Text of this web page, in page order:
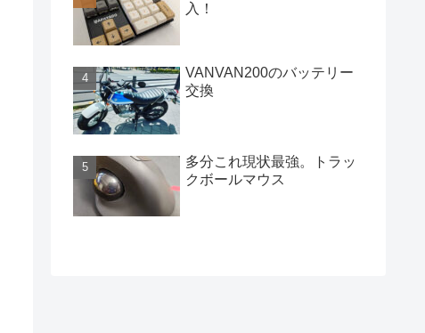
入！
VANVAN200のバッテリー
交換
多分これ現状最強。トラッ
クボールマウス